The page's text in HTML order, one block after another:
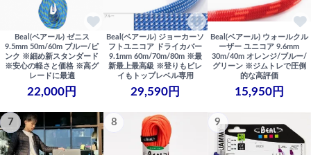
Beal(ベアール) ゼニス
9.5mm 50m/60m ブルー/ピ
ンク ※細め新スタンダード
※安心の軽さと価格 ※高グ
レードに最適
22,000円
Beal(ベアール) ジョーカーソ
フトユニコア ドライカバー
9.1mm 60m/70m/80m ※最
新最上最高級 ※登りもビレ
イもトップレベル専用
29,590円
Beal(ベアール) ウォールクル
ーザー ユニコア 9.6mm
30m/40m オレンジ/ブルー/
グリーン ※ジムトレで圧倒
的な高評価
15,950円
7 8 9